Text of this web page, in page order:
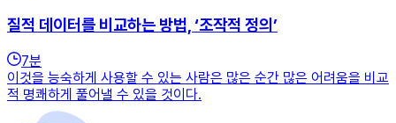
질적 데이터를 비교하는 방법, ‘조작적 정의’
7분
이것을 능숙하게 사용할 수 있는 사람은 많은 순간 많은 어려움을 비교
적 명쾌하게 풀어낼 수 있을 것이다.